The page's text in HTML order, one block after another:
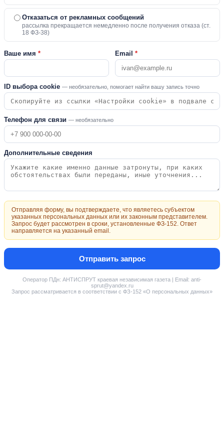
Отказаться от рекламных сообщений
рассылка прекращается немедленно после получения отказа (ст.
18 ФЗ-38)
Ваше имя * Email *
ID выбора cookie — необязательно, помогает найти вашу запись точно
Телефон для связи — необязательно
Дополнительные сведения
Отправляя форму, вы подтверждаете, что являетесь субъектом
указанных персональных данных или их законным представителем.
Запрос будет рассмотрен в сроки, установленные ФЗ-152. Ответ
направляется на указанный email.
Отправить запрос
Оператор ПДн: АНТИСПРУТ краевая независимая газета | Email: anti-
sprut@yandex.ru
Запрос рассматривается в соответствии с ФЗ-152 «О персональных данных»